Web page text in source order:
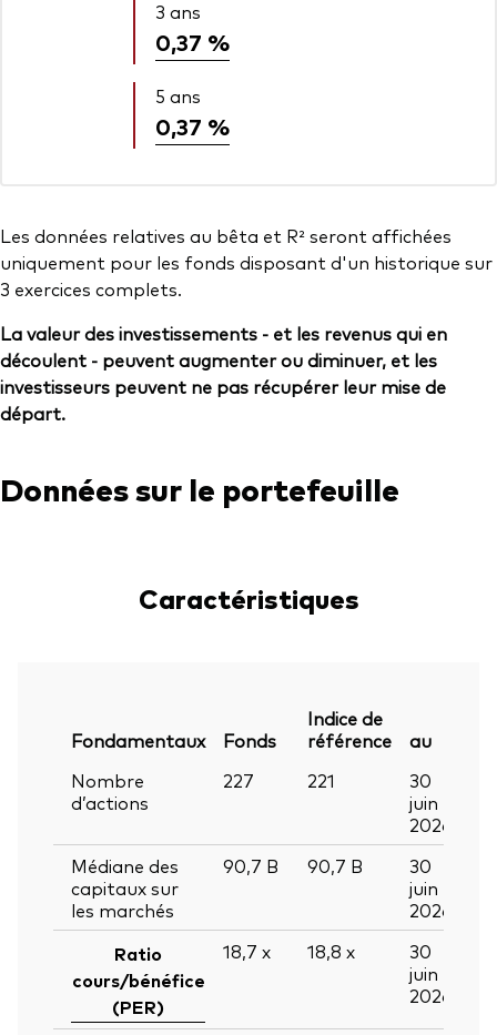
3 ans
0,37 %
5 ans
0,37 %
Les données relatives au bêta et R² seront affichées
uniquement pour les fonds disposant d'un historique sur
3 exercices complets.
La valeur des investissements - et les revenus qui en
découlent - peuvent augmenter ou diminuer, et les
investisseurs peuvent ne pas récupérer leur mise de
départ.
Données sur le portefeuille
Caractéristiques
Fondamentaux Fonds
Indice de
référence
au
Nombre
d’actions
227 221
30
juin
2026
Médiane des
capitaux sur
les marchés
90,7 B 90,7 B
30
juin
2026
Ratio
cours/bénéfice
(PER)
18,7 x 18,8 x
30
juin
2026